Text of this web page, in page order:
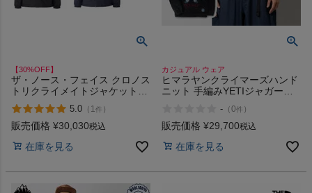
【30%OFF】
ザ・ノース・フェイス クロノス
トリクライメイトジャケット
THE NORTH FACE アウトレッ
ト セール
5.0 （ 1件 ）
販売価格 ¥30,030税込
在庫を見る
カジュアル ウェア
ヒマラヤンクライマーズハンド
ニット 手編みYETIジャガード
CLIMBERS HANDKNIT
- （0件 ）
販売価格 ¥29,700税込
在庫を見る